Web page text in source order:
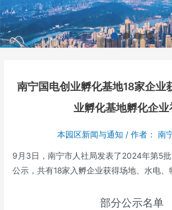
南宁国电创业孵化基地18家企业
业孵化基地孵化企业
本园区新闻与通知 / 作者： 南
9月3日，南宁市人社局发表了2024年第5
公示，共有18家入孵企业获得场地、水电、
部分公示名单